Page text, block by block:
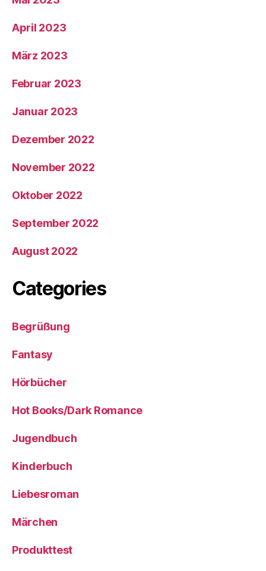
April 2023
März 2023
Februar 2023
Januar 2023
Dezember 2022
November 2022
Oktober 2022
September 2022
August 2022
Categories
Begrüßung
Fantasy
Hörbücher
Hot Books/Dark Romance
Jugendbuch
Kinderbuch
Liebesroman
Märchen
Produkttest